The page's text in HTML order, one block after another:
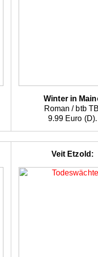
Winter in
Roman / btb
9.99 Euro (D).
Veit Etzold: